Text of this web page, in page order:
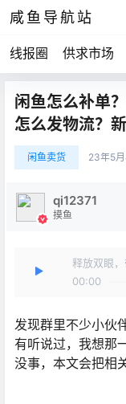
咸鱼导航站
线报圈 供求市场
闲鱼怎么补单
怎么发物流？
闲鱼卖货 23年5月
qi12371
摸鱼
释放双眼
00:00
发现群里不少小伙
有听说过，我想那
没事，本文会把相